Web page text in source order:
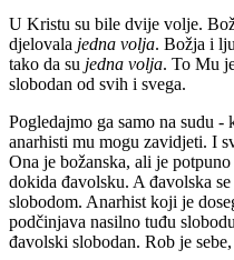
U Kristu su bile dvije volje.
djelovala jedna volja. Božja i
tako da su jedna volja. To Mu
slobodan od svih i svega.
Pogledajmo ga samo na sudu
anarhisti mu mogu zavidjeti. I
Ona je božanska, ali je
dokida đavolsku. A đavolska
slobodom. Anarhist koji je
podčinjava nasilno tuđu
đavolski slobodan. Rob je